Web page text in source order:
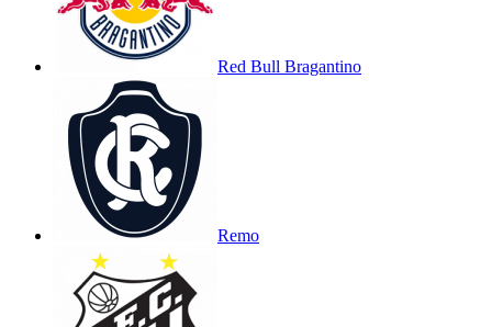
Red Bull Bragantino
Remo